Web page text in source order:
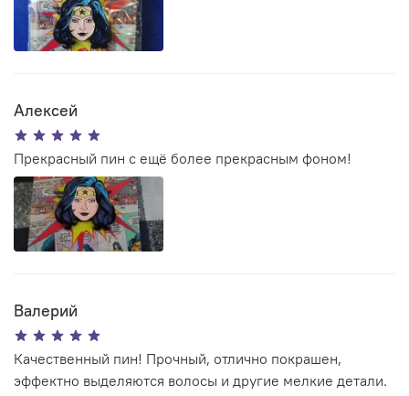
Алексей
Прекрасный пин с ещё более прекрасным фоном!
Валерий
Качественный пин! Прочный, отлично покрашен,
эффектно выделяются волосы и другие мелкие детали.